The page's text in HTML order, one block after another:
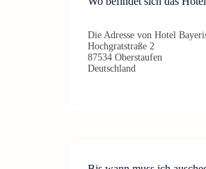
Die Adresse von Hotel
Hochgratstraße 2
87534 Oberstaufen
Deutschland